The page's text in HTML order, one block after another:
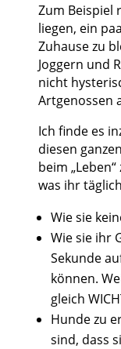
Zum Beispiel
liegen, ein
Zuhause zu
Joggern und
nicht
Artgenossen
Ich finde es
diesen
beim
was ihr
Wie sie
Wie sie ihr
Sekunde
können.
gleich
Hunde zu
sind, dass